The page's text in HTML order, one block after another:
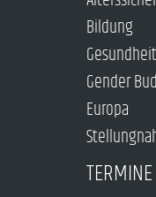
Bildung
Gesundheit
Gender
Europa